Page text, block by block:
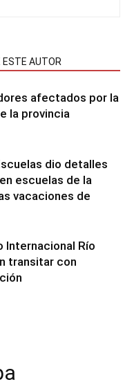
ESTE AUTOR
afectados por la
la provincia
dio detalles
escuelas de la
vacaciones de
Internacional Río
transitar con